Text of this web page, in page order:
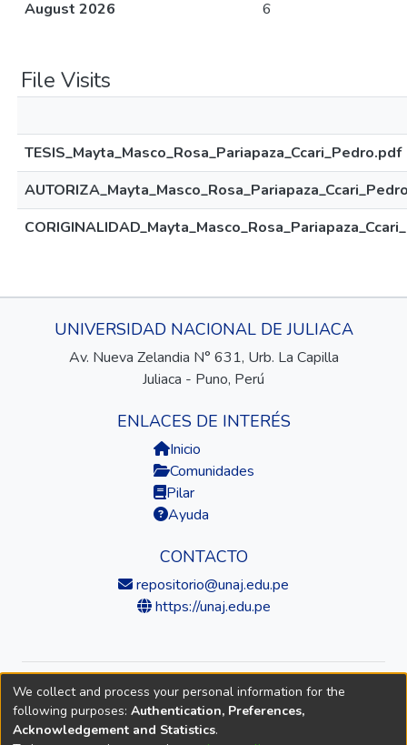
August 2026
6
File Visits
TESIS_Mayta_Masco_Rosa_Pariapaza_Ccari_Pedro.pdf
UNIVERSIDAD NACIONAL DE JULIACA
Av. Nueva Zelandia N° 631, Urb. La Capilla
Juliaca - Puno, Perú
ENLACES DE INTERÉS
Inicio
Comunidades
Pilar
Ayuda
CONTACTO
repositorio@unaj.edu.pe
https://unaj.edu.pe
© 2026 Universidad Nacional de Juliaca — Repositorio
Institucional
We collect and process your personal information for the
following purposes: Authentication, Preferences,
Acknowledgement and Statistics.